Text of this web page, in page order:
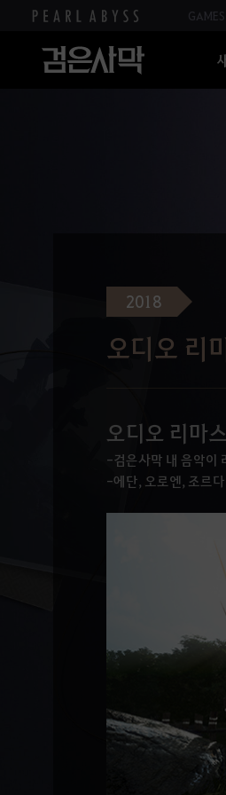
GAMES
2018
오디오 리
오디오 리마
-검은사막 내 음악이
-에단, 오로엔, 조르